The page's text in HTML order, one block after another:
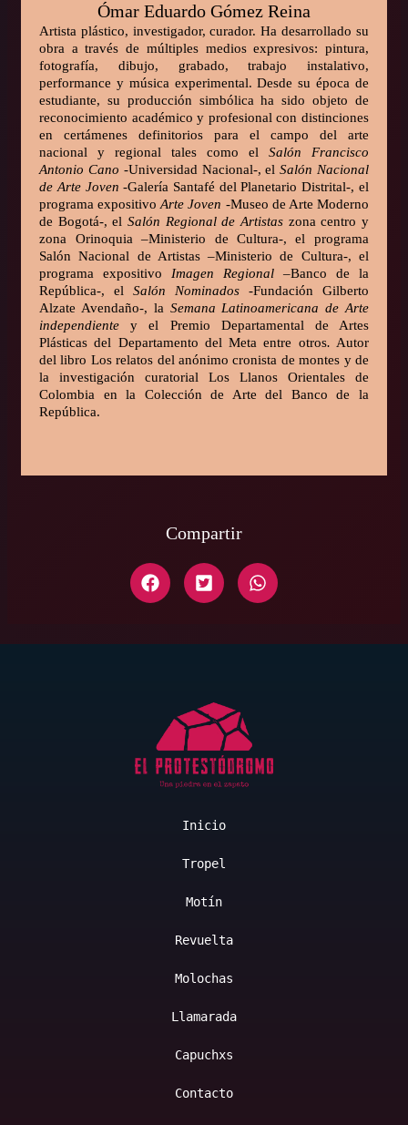
Ómar Eduardo Gómez Reina
Artista plástico, investigador, curador. Ha desarrollado su
obra a través de múltiples medios expresivos: pintura,
fotografía, dibujo, grabado, trabajo instalativo,
performance y música experimental. Desde su época de
estudiante, su producción simbólica ha sido objeto de
reconocimiento académico y profesional con distinciones
en certámenes definitorios para el campo del arte
nacional y regional tales como el Salón Francisco
Antonio Cano -Universidad Nacional-, elSalón Nacional
de Arte Joven -Galería Santafé del Planetario Distrital-, el
programa expositivoArte Joven -Museo de Arte Moderno
de Bogotá-, elSalón Regional de Artistas zona centro y
zona Orinoquia –Ministerio de Cultura-, el programa
Salón Nacional de Artistas –Ministerio de Cultura-, el
programa expositivo Imagen Regional –Banco de la
República-, elSalón Nominados -Fundación Gilberto
Alzate Avendaño-, la Semana Latinoamericana de Arte
independientey el Premio Departamental
de Artes
Plásticas del Departamento del Meta entre otros. Autor
del libro Los relatos del anónimo cronista de montes y de
la investigación curatorial Los Llanos Orientales de
Colombia en la Colección de Arte del Banco de la
República.
Compartir
Inicio
Tropel
Motín
Revuelta
Molochas
Llamarada
Capuchxs
Contacto